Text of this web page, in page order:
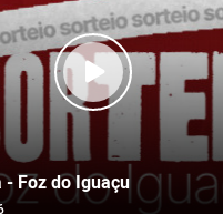
- Foz do Iguaçu